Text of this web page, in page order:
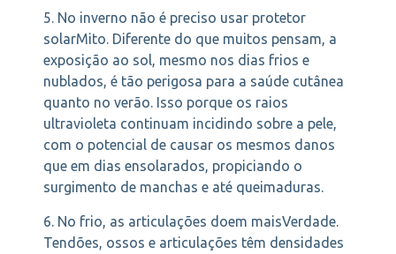
5. No inverno não é preciso usar protetor
solarMito. Diferente do que muitos pensam, a
exposição ao sol, mesmo nos dias frios e
nublados, é tão perigosa para a saúde cutânea
quanto no verão. Isso porque os raios
ultravioleta continuam incidindo sobre a pele,
com o potencial de causar os mesmos danos
que em dias ensolarados, propiciando o
surgimento de manchas e até queimaduras.
6. No frio, as articulações doem maisVerdade.
Tendões, ossos e articulações têm densidades